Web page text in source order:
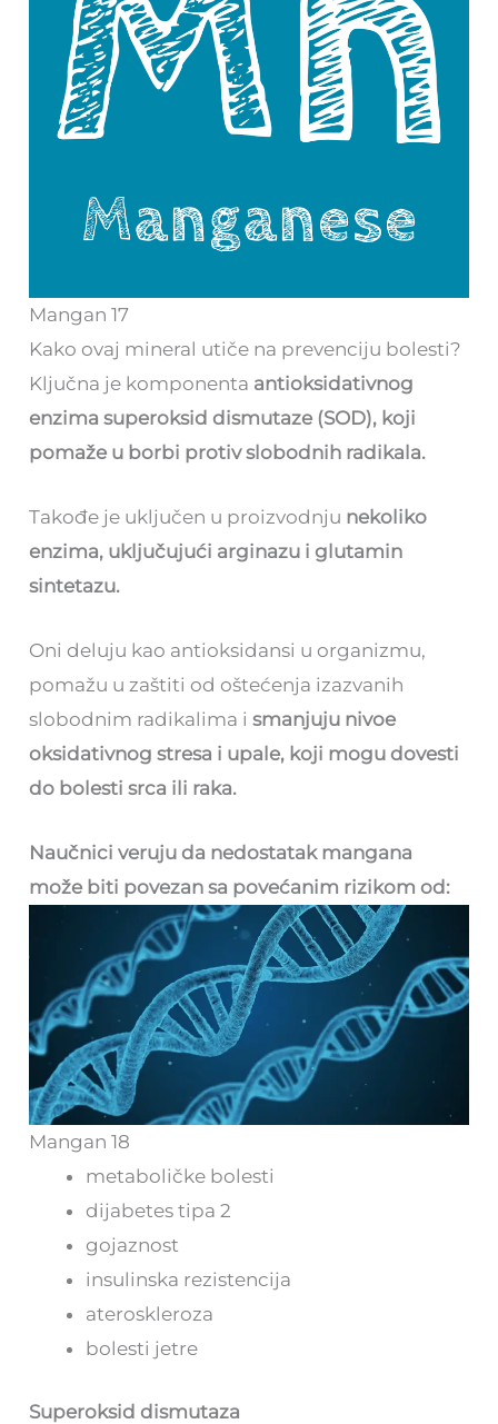
Mangan 17
Kako ovaj mineral utiče na prevenciju bolesti?
Ključna je komponenta antioksidativnog
enzima superoksid dismutaze (SOD), koji
pomaže u borbi protiv slobodnih radikala.
Takođe je uključen u proizvodnju nekoliko
enzima, uključujući arginazu i glutamin
sintetazu.
Oni deluju kao antioksidansi u organizmu,
pomažu u zaštiti od oštećenja izazvanih
slobodnim radikalima ismanjuju nivoe
oksidativnog stresa i upale, koji mogu dovesti
do bolesti srca ili raka.
Naučnici veruju da nedostatak mangana
može biti povezan sa povećanim rizikom od:
Mangan 18
metaboličke bolesti
dijabetes tipa 2
gojaznost
insulinska rezistencija
ateroskleroza
bolesti jetre
Superoksid dismutaza